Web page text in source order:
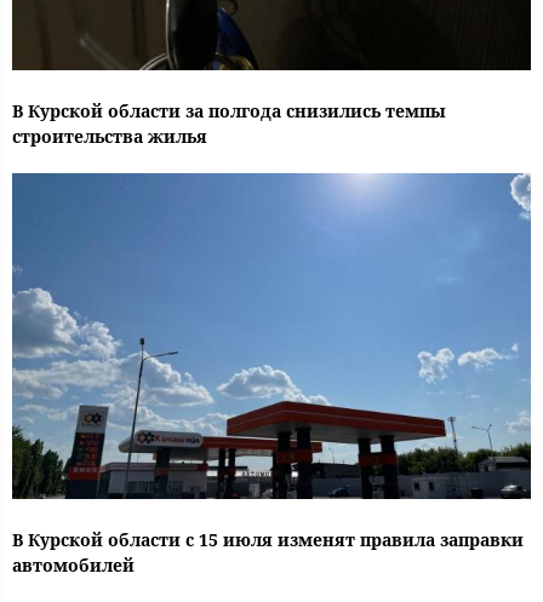
В Курской области за полгода снизились темпы
строительства жилья
В Курской области с 15 июля изменят правила заправки
автомобилей